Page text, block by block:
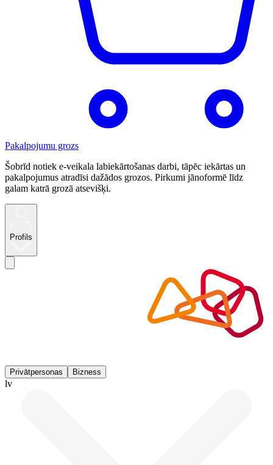
Pakalpojumu grozs
Šobrīd notiek e-veikala labiekārtošanas darbi, tāpēc iekārtas un
pakalpojumus atradīsi dažādos grozos. Pirkumi jānoformē līdz
galam katrā grozā atsevišķi.
Profils
Privātpersonas Bizness
lv